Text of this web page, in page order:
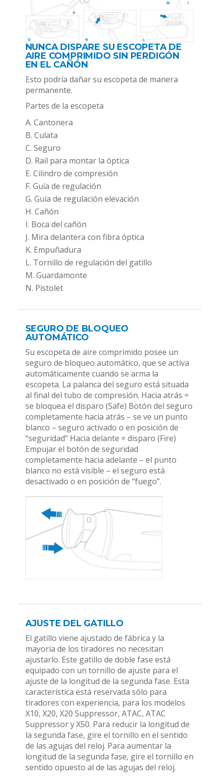
NUNCA DISPARE SU ESCOPETA DE
AIRE COMPRIMIDO SIN PERDIGÓN
EN EL CAÑÓN
Esto podría dañar su escopeta de manera
permanente.
Partes de la escopeta
Cantonera
Culata
Seguro
Rail para montar la óptica
Cilindro de compresión
Guía de regulación
Guía de regulación elevación
Cañón
Boca del cañón
Mira delantera con fibra óptica
Empuñadura
Tornillo de regulación del gatillo
Guardamonte
Pistolet
SEGURO DE BLOQUEO
AUTOMÁTICO
Su escopeta de aire comprimido posee un
seguro de bloqueo automático, que se activa
automáticamente cuando se arma la
escopeta. La palanca del seguro está situada
al final del tubo de compresión. Hacia atrás =
se bloquea el disparo (Safe) Botón del seguro
completamente hacia atrás – se ve un punto
blanco – seguro activado o en posición de
“seguridad” Hacia delante = disparo (Fire)
Empujar el botón de seguridad
completamente hacia adelante – el punto
blanco no está visible – el seguro está
desactivado o en posición de “fuego”.
AJUSTE DEL GATILLO
El gatillo viene ajustado de fábrica y la
mayoría de los tiradores no necesitan
ajustarlo. Este gatillo de doble fase está
equipado con un tornillo de ajuste para el
ajuste de la longitud de la segunda fase. Esta
característica está reservada sólo para
tiradores con experiencia, para los modelos
X10, X20, X20 Suppressor, ATAC, ATAC
Suppressor y X50. Para reducir la longitud de
la segunda fase, gire el tornillo en el sentido
de las agujas del reloj. Para aumentar la
longitud de la segunda fase, gire el tornillo en
sentido opuesto al de las agujas del reloj.